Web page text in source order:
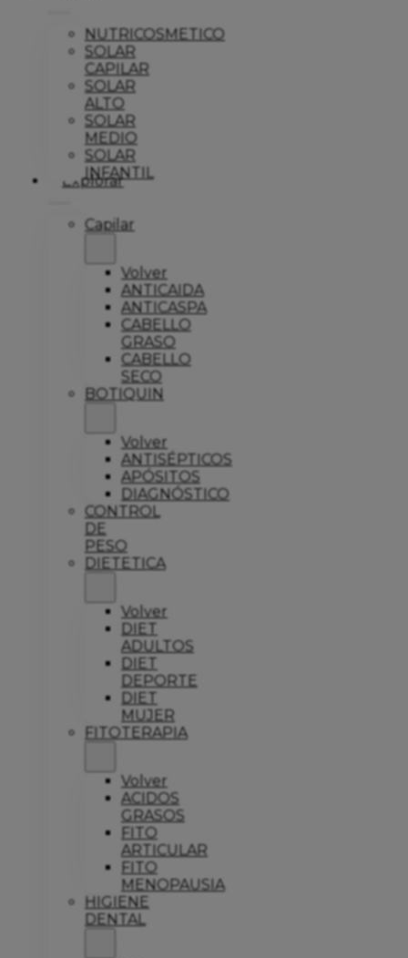
NUTRICOSMETICO
SOLAR
CAPILAR
SOLAR
ALTO
SOLAR
MEDIO
SOLAR
INFANTIL
Explorar
Capilar
Volver
ANTICAIDA
ANTICASPA
CABELLO
GRASO
CABELLO
SECO
BOTIQUIN
Volver
ANTISÉPTICOS
APÓSITOS
DIAGNÓSTICO
CONTROL
DE
PESO
DIETETICA
Volver
DIET
ADULTOS
DIET
DEPORTE
DIET
MUJER
FITOTERAPIA
Volver
ACIDOS
GRASOS
FITO
ARTICULAR
FITO
MENOPAUSIA
HIGIENE
DENTAL